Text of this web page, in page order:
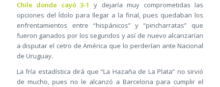
Chile donde cayó 3-1
y dejaría muy comprometidas las
opciones del Ídolo para llegar a la final, pues quedaban los
enfrentamientos entre “hispánicos” y “pincharratas” que
fueron ganados por los segundos y así de nuevo alcanzarían
a disputar el cetro de América que lo perderían ante Nacional
de Uruguay.
La fría estadística dirá que “La Hazaña de La Plata” no sirvió
de mucho, pues no le alcanzó a Barcelona para cumplir el